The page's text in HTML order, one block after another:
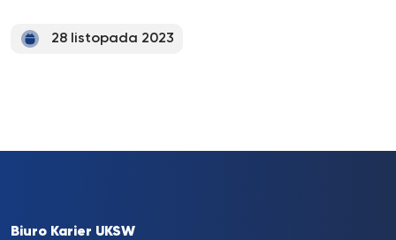
28 listopada 2023
Biuro Karier UKSW